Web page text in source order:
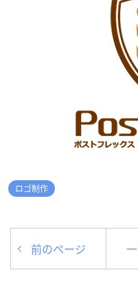
ロゴ制作
前のページ